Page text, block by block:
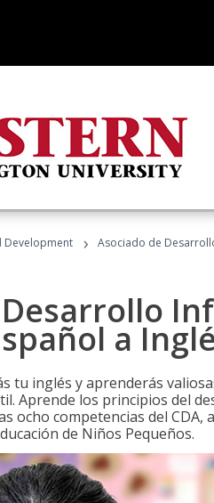
Development › Asociado de
a
tu inglés y aprenderás
Aprende los principios del
ocho competencias del
de Niños Pequeños.